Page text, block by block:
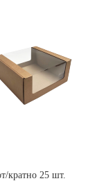
кратно 25 шт.